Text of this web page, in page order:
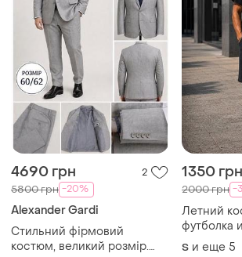
4690 грн 2
5800 грн -20%
Alexander Gardi
Стильний фірмовий
костюм, великий розмір.
1350 грн
2000 грн -
Летний
футболка
S и еще 5